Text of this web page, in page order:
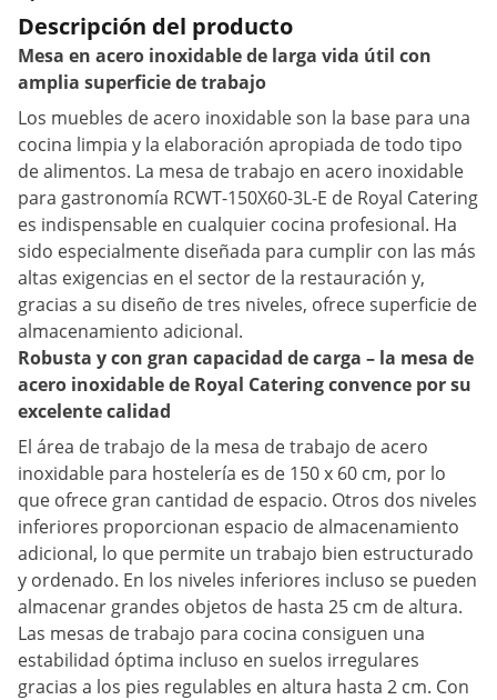
Descripción del producto
Mesa en acero inoxidable de larga vida útil con
amplia superficie de trabajo
Los muebles de acero inoxidable son la base para una
cocina limpia y la elaboración apropiada de todo tipo
de alimentos. La mesa de trabajo en acero inoxidable
para gastronomía RCWT-150X60-3L-E de Royal Catering
es indispensable en cualquier cocina profesional. Ha
sido especialmente diseñada para cumplir con las más
altas exigencias en el sector de la restauración y,
gracias a su diseño de tres niveles, ofrece superficie de
almacenamiento adicional.
Robusta y con gran capacidad de carga – la mesa de
acero inoxidable de Royal Catering convence por su
excelente calidad
El área de trabajo de la mesa de trabajo de acero
inoxidable para hostelería es de 150 x 60 cm, por lo
que ofrece gran cantidad de espacio. Otros dos niveles
inferiores proporcionan espacio de almacenamiento
adicional, lo que permite un trabajo bien estructurado
y ordenado. En los niveles inferiores incluso se pueden
almacenar grandes objetos de hasta 25 cm de altura.
Las mesas de trabajo para cocina consiguen una
estabilidad óptima incluso en suelos irregulares
gracias a los pies regulables en altura hasta 2 cm. Con